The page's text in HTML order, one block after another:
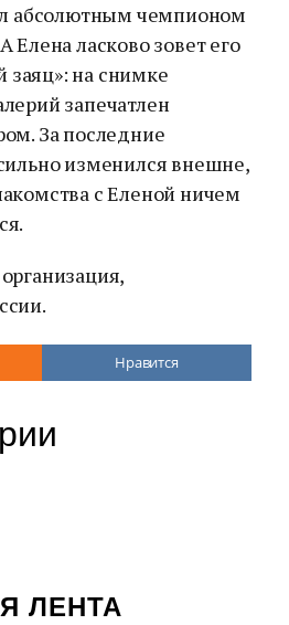
абсолютным чемпионом
Елена ласково зовет его
на снимке
запечатлен
За последние
изменился внешне,
с Еленой ничем
Нравится
ЛЕНТА